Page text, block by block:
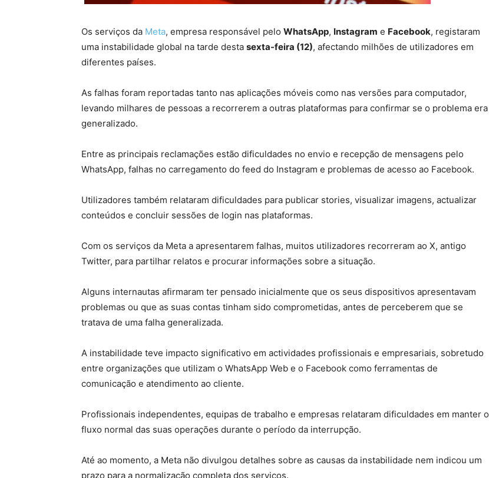
Os serviços da Meta, empresa responsável pelo WhatsApp, Instagram e Facebook, registaram
uma instabilidade global na tarde desta sexta-feira (12), afectando milhões de utilizadores em
diferentes países.
As falhas foram reportadas tanto nas aplicações móveis como nas versões para computador,
levando milhares de pessoas a recorrerem a outras plataformas para confirmar se o problema era
generalizado.
Entre as principais reclamações estão dificuldades no envio e recepção de mensagens pelo
WhatsApp, falhas no carregamento do feed do Instagram e problemas de acesso ao Facebook.
Utilizadores também relataram dificuldades para publicar stories, visualizar imagens, actualizar
conteúdos e concluir sessões de login nas plataformas.
Com os serviços da Meta a apresentarem falhas, muitos utilizadores recorreram ao X, antigo
Twitter, para partilhar relatos e procurar informações sobre a situação.
Alguns internautas afirmaram ter pensado inicialmente que os seus dispositivos apresentavam
problemas ou que as suas contas tinham sido comprometidas, antes de perceberem que se
tratava de uma falha generalizada.
A instabilidade teve impacto significativo em actividades profissionais e empresariais, sobretudo
entre organizações que utilizam o WhatsApp Web e o Facebook como ferramentas de
comunicação e atendimento ao cliente.
Profissionais independentes, equipas de trabalho e empresas relataram dificuldades em manter o
fluxo normal das suas operações durante o período da interrupção.
Até ao momento, a Meta não divulgou detalhes sobre as causas da instabilidade nem indicou um
prazo para a normalização completa dos serviços.